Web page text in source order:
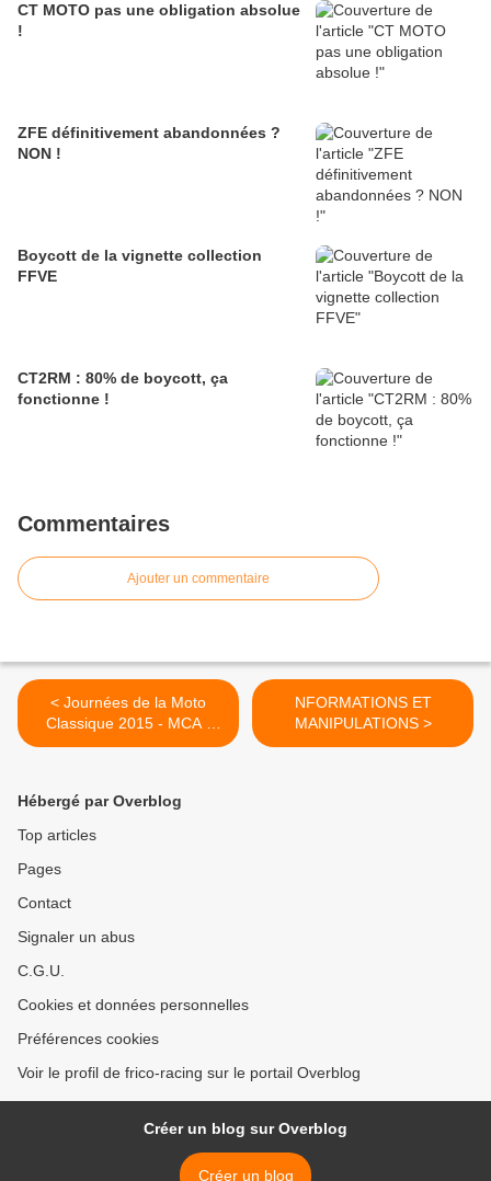
CT MOTO pas une obligation absolue
!
ZFE définitivement abandonnées ?
NON !
Boycott de la vignette collection
FFVE
CT2RM : 80% de boycott, ça
fonctionne !
Commentaires
Ajouter un commentaire
< Journées de la Moto
Classique 2015 - MCA -
Croix en Ternois
NFORMATIONS ET
MANIPULATIONS >
Hébergé par Overblog
Top articles
Pages
Contact
Signaler un abus
C.G.U.
Cookies et données personnelles
Préférences cookies
Voir le profil de frico-racing sur le portail Overblog
Créer un blog sur Overblog
Créer un blog